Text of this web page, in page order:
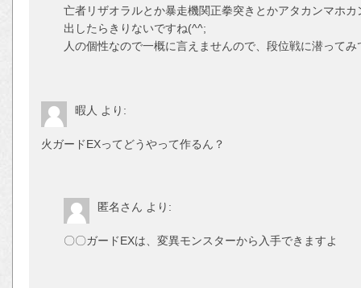
亡者リザオラルとか暴走機関正拳突きとかアタカンマホ
出したらきりないですね(^^;
人の個性なので一概に言えませんので、段位戦に潜って
暇人 より:
火ガードEXってどうやって作るん？
匿名さん より:
〇〇ガードEXは、変異モンスターから入手できますよ